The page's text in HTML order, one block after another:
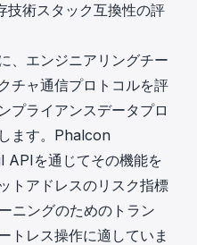
技術スタック互換性の評
、エンジニアリングチー
チャ通信プロトコルを評
プライアンスデータプロ
ます。Phalcon
を通じてその機能を
トアドレスのリスク指標
ニングのためのトラン
トレス操作に適していま